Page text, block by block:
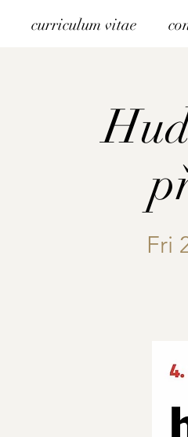
curriculum vitae
Fri